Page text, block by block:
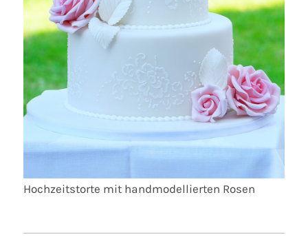
Hochzeitstorte mit handmodellierten Rosen